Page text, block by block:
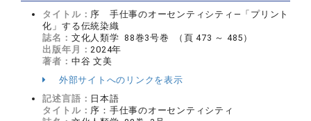
タイトル： 序 手仕事のオーセンティシティ―「プリント
化」する伝統染織
誌名： 文化人類学 88巻3号巻 （頁 473 ～ 485）
出版年月： 2024年
著者： 中谷 文美
外部サイトへのリンクを表示
記述言語： 日本語
タイトル： 序：手仕事のオーセンティシティ